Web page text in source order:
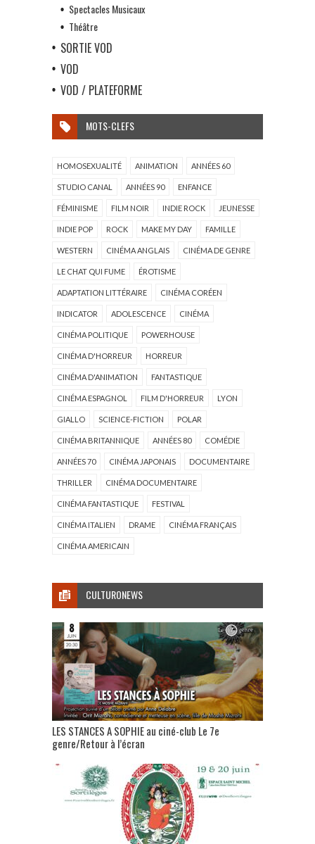
Spectacles Musicaux
Théâtre
SORTIE VOD
VOD
VOD / PLATEFORME
MOTS-CLEFS
HOMOSEXUALITÉ ANIMATION ANNÉES 60
STUDIO CANAL ANNÉES 90 ENFANCE
FÉMINISME FILM NOIR INDIE ROCK JEUNESSE
INDIE POP ROCK MAKE MY DAY FAMILLE
WESTERN CINÉMA ANGLAIS CINÉMA DE GENRE
LE CHAT QUI FUME ÉROTISME
ADAPTATION LITTÉRAIRE CINÉMA CORÉEN
INDICATOR ADOLESCENCE CINÉMA
CINÉMA POLITIQUE POWERHOUSE
CINÉMA D'HORREUR HORREUR
CINÉMA D'ANIMATION FANTASTIQUE
CINÉMA ESPAGNOL FILM D'HORREUR LYON
GIALLO SCIENCE-FICTION POLAR
CINÉMA BRITANNIQUE ANNÉES 80 COMÉDIE
ANNÉES 70 CINÉMA JAPONAIS DOCUMENTAIRE
THRILLER CINÉMA DOCUMENTAIRE
CINÉMA FANTASTIQUE FESTIVAL
CINÉMA ITALIEN DRAME CINÉMA FRANÇAIS
CINÉMA AMERICAIN
CULTURONEWS
LES STANCES A SOPHIE au ciné-club Le 7e
genre/Retour à l’écran